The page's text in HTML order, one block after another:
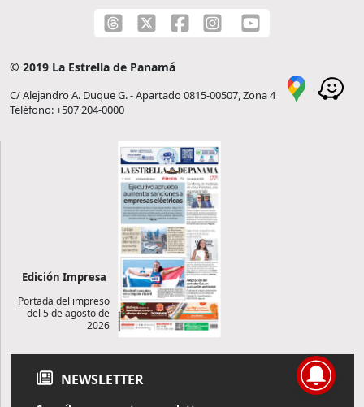
© 2019 La Estrella de Panamá
C/ Alejandro A. Duque G. - Apartado 0815-00507, Zona 4
Teléfono: +507 204-0000
Edición Impresa
Portada del impreso
del 5 de agosto de
2026
NEWSLETTER